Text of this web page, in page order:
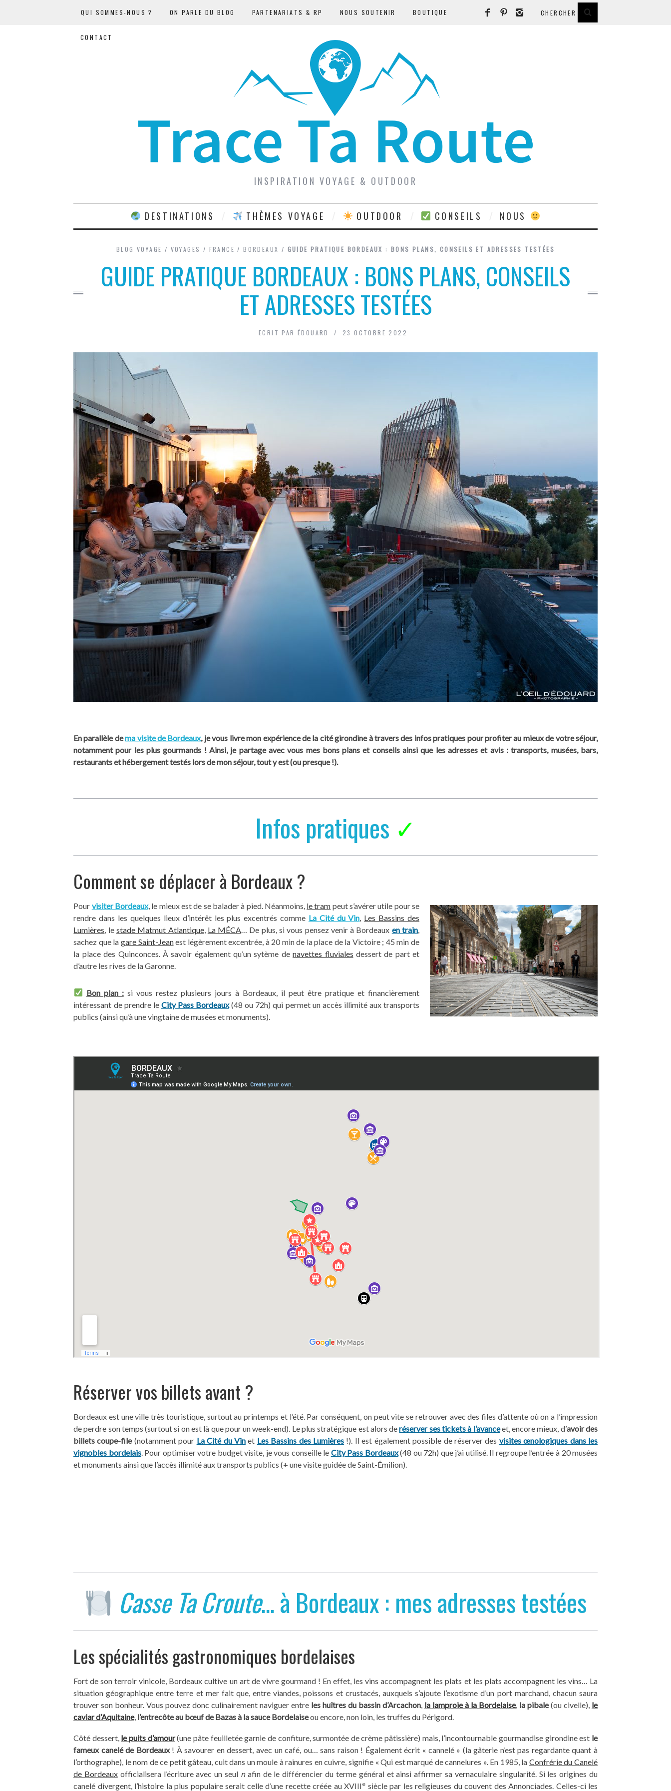
QUI SOMMES-NOUS ? ON PARLE DU BLOG PARTENARIATS & RP NOUS SOUTENIR BOUTIQUE
CONTACT
INSPIRATION VOYAGE & OUTDOOR
DESTINATIONS THÈMES VOYAGE OUTDOOR CONSEILS NOUS
BLOG VOYAGE / VOYAGES / FRANCE /BORDEAUX / GUIDE PRATIQUE BORDEAUX : BONS PLANS, CONSEILS ET ADRESSES TESTÉES
GUIDE PRATIQUE BORDEAUX : BONS PLANS, CONSEILS
ET ADRESSES TESTÉES
ECRIT PAR ÉDOUARD 23 OCTOBRE 2022
En parallèle dema visite de Bordeaux, je vous livre mon expérience de la cité girondine à travers des infos pratiques pour profiter au mieux de votre séjour,
notamment pour les plus gourmands ! Ainsi, je partage avec vous mes bons plans et conseils ainsi que les adresses et avis : transports, musées, bars,
restaurants et hébergement testés lors de mon séjour, tout y est (ou presque !).
Infos pratiques ✓
Comment se déplacer à Bordeaux ?
Pour visiter Bordeaux, le mieux est de se balader à pied. Néanmoins, le tram peut s’avérer utile pour se
rendre dans les quelques lieux d’intérêt les plus excentrés comme La Cité du Vin Les Bassins des
Lumières , le stade Matmut Atlantique, La MÉCA … De plus, si vous pensez venir à Bordeaux en train
sachez que la gare Saint-Jeanest légèrement excentrée, à 20 min de la place de la Victoire ; 45 min de
la place des Quinconces. À savoir également qu’un sytème denavettes fluviales dessert de part et
d’autre les rives de la Garonne.
Bon plan :si vous restez plusieurs jours à Bordeaux, il peut être pratique et financièrement
intéressant de prendre le City Pass Bordeaux(48 ou 72h) qui permet un accès illimité aux transports
publics (ainsi qu’à une vingtaine de musées et monuments).
Réserver vos billets avant ?
Bordeaux est une ville très touristique, surtout au printemps et l’été. Par conséquent, on peut vite se retrouver avec des files d’attente où on a l’impression
de perdre son temps (surtout si on est là que pour un week-end). Le plus stratégique est alors deréserver ses tickets à l’avanceet, encore mieux, d’avoir des
billets coupe-file(notamment pour La Cité du Vinet Les Bassins des Lumières !). Il est également possible de réserver des visites œnologiques dans les
vignobles bordelais. Pour optimiser votre budget visite, je vous conseille le City Pass Bordeaux(48 ou 72h) que j’ai utilisé. Il regroupe l’entrée à 20 musées
et monuments ainsi que l’accès illimité aux transports publics (+ une visite guidée de Saint-Émilion).
Casse Ta Croute… à Bordeaux : mes adresses testées
Les spécialités gastronomiques bordelaises
Fort de son terroir vinicole, Bordeaux cultive un art de vivre gourmand ! En effet, les vins accompagnent les plats et les plats accompagnent les vins… La
situation géographique entre terre et mer fait que, entre viandes, poissons et crustacés, auxquels s’ajoute l’exotisme d’un port marchand, chacun saura
trouver son bonheur. Vous pouvez donc culinairement naviguer entre les huîtres du bassin d’Arcachon la lamproie à la Bordelaise, la pibale(ou civelle), le
caviar d’Aquitaine, l’entrecôte au bœuf de Bazas à la sauce Bordelaiseou encore, non loin, les truffes du Périgord.
Côté dessert, le puits d’amour(une pâte feuilletée garnie de confiture, surmontée de crème pâtissière) mais, l’incontournable gourmandise girondine est le
fameux canelé de Bordeaux! À savourer en dessert, avec un café, ou… sans raison ! Également écrit « cannelé » (la gâterie n’est pas regardante quant à
l’orthographe), le nom de ce petit gâteau, cuit dans un moule à rainures en cuivre, signifie « Qui est marqué de cannelures ». En 1985, la Confrérie du Canelé
de Bordeauxofficialisera l’écriture avec un seul nafin de le différencier du terme général et ainsi affirmer sa vernaculaire singularité. Si les origines du
canelé divergent, l’histoire la plus populaire serait celle d’une recette créée au XVIIIe siècle par les religieuses du couvent des Annonciades. Celles-ci les